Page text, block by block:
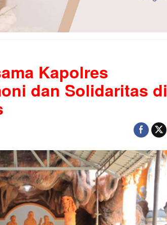
Kapolres
dan Solidaritas di